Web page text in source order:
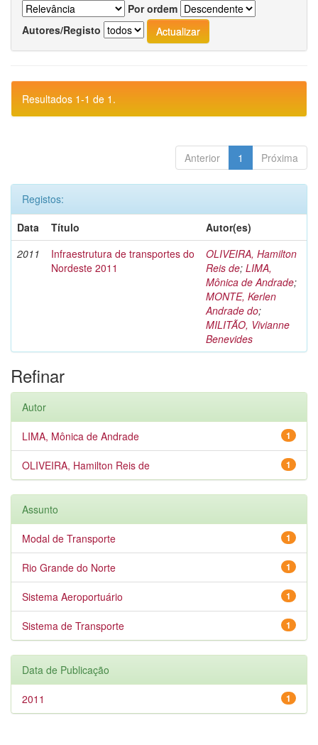
Por ordem
Autores/Registo
Resultados 1-1 de 1.
Anterior 1 Próxima
Registos:
Data
Título
Autor(es)
2011
Infraestrutura de transportes do
Nordeste 2011
OLIVEIRA, Hamilton
Reis de; LIMA,
Mônica de Andrade;
MONTE, Kerlen
Andrade do;
MILITÃO, Vivianne
Benevides
Refinar
Autor
1
LIMA, Mônica de Andrade
1
OLIVEIRA, Hamilton Reis de
Assunto
1
Modal de Transporte
1
Rio Grande do Norte
1
Sistema Aeroportuário
1
Sistema de Transporte
Data de Publicação
1
2011